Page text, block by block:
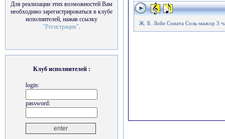
Для реализации этих возможностей Вам
необходимо зарегистрироваться в клубе
исполнителей, нажав ссылку
"Регистрация".
Клуб исполнителей :
login:
password:
Ж. Б. Лойе Соната Соль-мажор 3